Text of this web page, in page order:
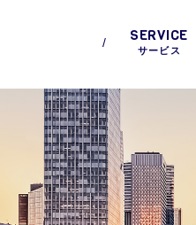
SERVICE
サービス